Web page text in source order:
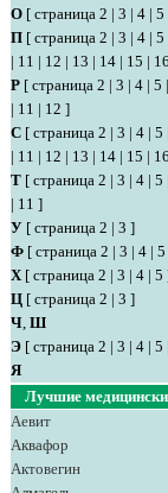
О [ страница 2 | 3 | 4 | 5
П [ страница 2 | 3 | 4 | 5
| 11 | 12 | 13 | 14 | 15 | 16
Р [ страница 2 | 3 | 4 | 5 |
| 11 | 12 ]
С [ страница 2 | 3 | 4 | 5
| 11 | 12 | 13 | 14 | 15 | 16
Т [ страница 2 | 3 | 4 | 5
| 11 ]
У [ страница 2 | 3 ]
Ф [ страница 2 | 3 | 4 | 5
Х[ страница 2 | 3 | 4 | 5
Ц [ страница 2 | 3 ]
Ч, Ш
Э [ страница 2 | 3 | 4 | 5
Я
Лучшие
Аевит
Аквафор
Актовегин